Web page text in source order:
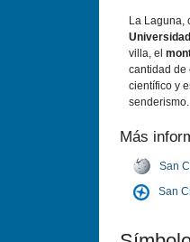
La Laguna,
villa, el
cantidad de
cientí­fico y
senderismo.
Más
San
San